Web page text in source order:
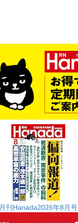
月刊Hanada2026年8月号